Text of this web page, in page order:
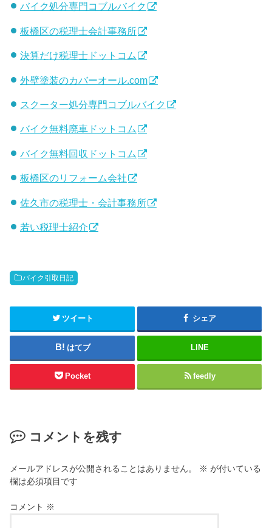
バイク処分専門コブルバイク
板橋区の税理士会計事務所
決算だけ税理士ドットコム
外壁塗装のカバーオール.com
スクーター処分専門コブルバイク
バイク無料廃車ドットコム
バイク無料回収ドットコム
板橋区のリフォーム会社
佐久市の税理士・会計事務所
若い税理士紹介
バイク引取日記
ツイート シェア
はてブ LINE
Pocket feedly
コメントを残す
メールアドレスが公開されることはありません。 ※ が付いている
欄は必須項目です
コメント ※